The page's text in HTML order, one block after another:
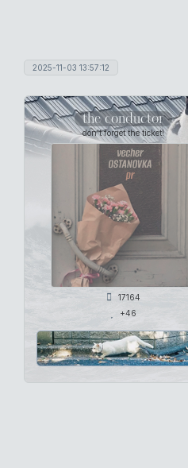
2025-11-03 13:57:12
the conductor
don't forget the ticket!
17164
+46